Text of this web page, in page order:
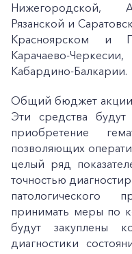
Нижегородской,
Рязанской и
Красноярском и
Карачаево-
Кабардино-Балкарии.
Общий бюджет акции
Эти средства будут
приобретение
позволяющих
целый ряд
точностью
патологического
принимать меры по
будут закуплены
диагностики